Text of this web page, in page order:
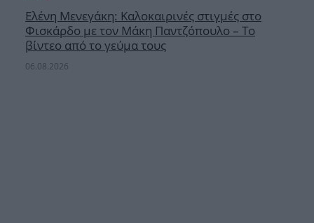
Ελένη Μενεγάκη: Καλοκαιρινές στιγμές στο
Φισκάρδο με τον Μάκη Παντζόπουλο – Το
βίντεο από το γεύμα τους
06.08.2026